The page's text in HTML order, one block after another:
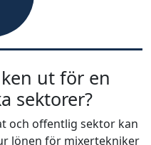
ut för en
sektorer?
och offentlig sektor kan
lönen för mixertekniker